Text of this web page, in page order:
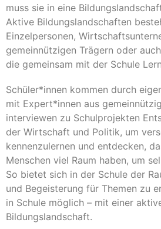
muss sie in eine
Aktive Bildungslandschaften
Einzelpersonen,
gemeinnützigen Trägern oder
die gemeinsam mit der Schule
Schüler*innen kommen durch
mit Expert*innen aus
interviewen zu Schulprojekten
der Wirtschaft und Politik, um
kennenzulernen und entdecken,
Menschen viel Raum haben, um
So bietet sich in der Schule der
und Begeisterung für Themen zu
in Schule möglich – mit einer
Bildungslandschaft.